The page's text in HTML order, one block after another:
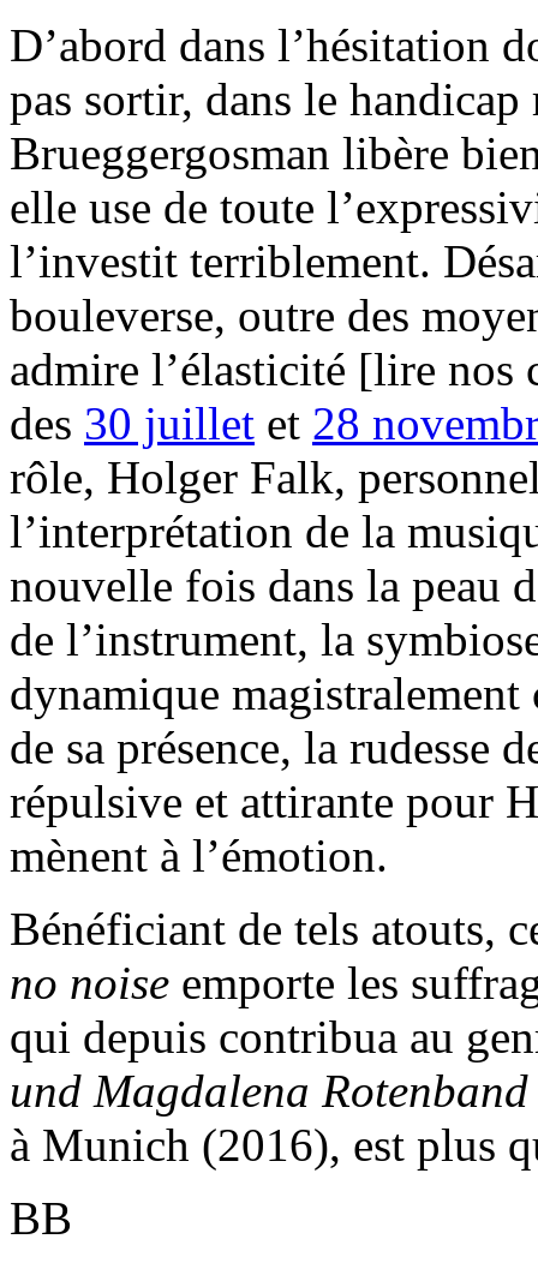
D’abord dans l’hésitation
pas sortir, dans le
Brueggergosman libère
elle use de toute
l’investit terriblement.
bouleverse, outre des
admire l’élasticité [lire nos
des 30 juillet et 28
rôle, Holger Falk,
l’interprétation de la
nouvelle fois dans la peau
de l’instrument, la
dynamique
de sa présence, la rudesse
répulsive et attirante pour
mènent à l’émotion.
Bénéficiant de tels atouts,
no noise emporte les
qui depuis contribua au
und Magdalena
à Munich (2016), est plus
BB